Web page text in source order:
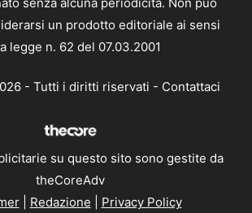
un prodotto editoriale ai sensi
legge n. 62 del 07.03.2001
- Tutti i diritti riservati - Contattaci
su questo sito sono gestite da
theCoreAdv
| Redazione Privacy Policy